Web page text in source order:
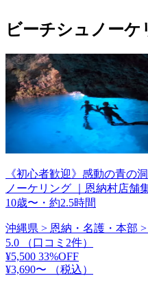
ビーチシュノー
《初心者歓迎》感動の青の
ノーケリング ｜恩納村店舗
10歳〜・約2.5時間
沖縄県 > 恩納・名護・本部
5.0
（口コミ2件）
¥5,500 33%OFF
¥3,690〜
（税込）